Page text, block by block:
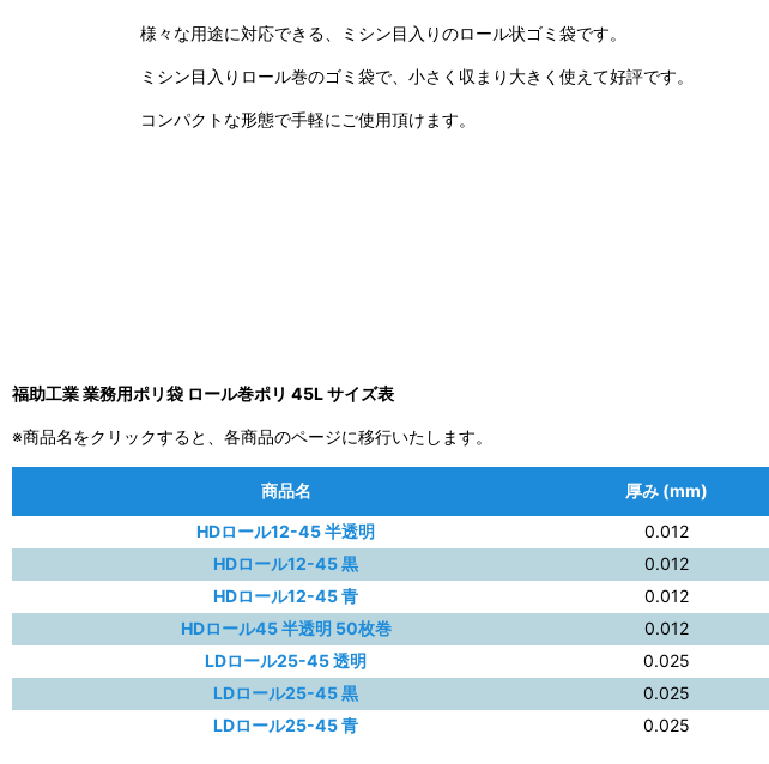
様々な用途に対応できる、ミシン目入りのロール状ゴミ袋です。
ミシン目入りロール巻のゴミ袋で、小さく収まり大きく使えて好評です。
コンパクトな形態で手軽にご使用頂けます。
福助工業 業務用ポリ袋 ロール巻ポリ 45L サイズ表
※商品名をクリックすると、各商品のページに移行いたします。
商品名 厚み (mm)
HDロール12-45 半透明
0.012
HDロール12-45 黒
0.012
HDロール12-45 青
0.012
HDロール45 半透明 50枚巻
0.012
LDロール25-45 透明
0.025
LDロール25-45 黒
0.025
LDロール25-45 青
0.025